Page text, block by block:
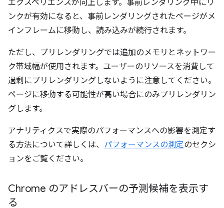
エクスペリエンスが向上します。事前レンダリング中にリ
ンクが有効になると、事前レンダリングされたページがメ
インフレームに移動し、読み込みが続行されます。
ただし、プリレンダリングでは追加のメモリとネットワー
ク帯域幅が使用されます。ユーザーのリソースを消費して
過剰にプリレンダリングしないように注意してください。
ページに移動する可能性が高い場合にのみプリレンダリン
グします。
アナリティクスで実際のパフォーマンスへの影響を測定す
る方法について詳しくは、 パフォーマンスの測定のセクシ
ョンをご覧ください。
Chrome のアドレスバーの予測候補を表示す
る